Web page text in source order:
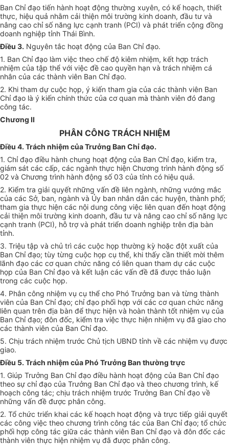
Ban Chỉ đạo tiến hành hoạt động thường xuyên, có kế hoạch, thiết
thực, hiệu quả nhằm cải thiện môi trường kinh doanh, đầu tư và
nâng cao chỉ số năng lực cạnh tranh (PCI) và phát triển cộng đồng
doanh nghiệp tỉnh Thái Bình.
Điều 3. Nguyên tắc hoạt động của Ban Chỉ đạo.
1. Ban Chỉ đạo làm việc theo chế độ kiêm nhiệm, kết hợp trách
nhiệm của tập thể với việc đề cao quyền hạn và trách nhiệm cá
nhân của các thành viên Ban Chỉ đạo.
2. Khi tham dự cuộc họp, ý kiến tham gia của các thành viên Ban
Chỉ đạo là ý kiến chính thức của cơ quan mà thành viên đó đang
công tác.
Chương II
PHÂN CÔNG TRÁCH NHIỆM
Điều 4. Trách nhiệm của Trưởng Ban Chỉ đạo.
1. Chỉ đạo điều hành chung hoạt động của Ban Chỉ đạo, kiểm tra,
giám sát các cấp, các ngành thực hiện Chương trình hành động số
02 và Chương trình hành động số 03 của tỉnh có hiệu quả.
2. Kiểm tra giải quyết những vấn đề liên ngành, những vướng mắc
của các Sở, ban, ngành và Ủy ban nhân dân các huyện, thành phố;
tham gia thực hiện các nội dung công việc liên quan đến hoạt động
cải thiện môi trường kinh doanh, đầu tư và nâng cao chỉ số năng lực
cạnh tranh (PCI), hỗ trợ và phát triển doanh nghiệp trên địa bàn
tỉnh.
3. Triệu tập và chủ trì các cuộc họp thường kỳ hoặc đột xuất của
Ban Chỉ đạo; tùy từng cuộc họp cụ thể, khi thấy cần thiết mời thêm
lãnh đạo các cơ quan chức năng có liên quan tham dự các cuộc
họp của Ban Chỉ đạo và kết luận các vấn đề đã được thảo luận
trong các cuộc họp.
4. Phân công nhiệm vụ cụ thể cho Phó Trưởng ban và từng thành
viên của Ban Chỉ đạo; chỉ đạo phối hợp với các cơ quan chức năng
liên quan trên địa bàn để thực hiện và hoàn thành tốt nhiệm vụ của
Ban Chỉ đạo; đôn đốc, kiểm tra việc thực hiện nhiệm vụ đã giao cho
các thành viên của Ban Chỉ đạo.
5. Chịu trách nhiệm trước Chủ tịch UBND tỉnh về các nhiệm vụ được
giao.
Điều 5. Trách nhiệm của Phó Trưởng Ban thường trực
1. Giúp Trưởng Ban Chỉ đạo điều hành hoạt động của Ban Chỉ đạo
theo sự chỉ đạo của Trưởng Ban Chỉ đạo và theo chương trình, kế
hoạch công tác; chịu trách nhiệm trước Trưởng Ban Chỉ đạo về
những vấn đề được phân công.
2. Tổ chức triển khai các kế hoạch hoạt động và trực tiếp giải quyết
các công việc theo chương trình công tác của Ban Chỉ đạo; tổ chức
phối hợp công tác giữa các thành viên Ban Chỉ đạo và đôn đốc các
thành viên thực hiện nhiệm vụ đã được phân công.